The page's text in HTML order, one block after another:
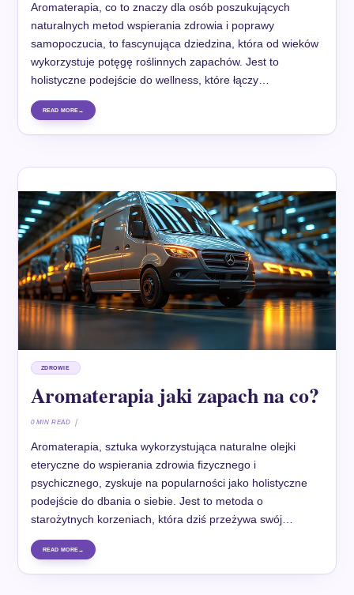
Aromaterapia, co to znaczy dla osób poszukujących
naturalnych metod wspierania zdrowia i poprawy
samopoczucia, to fascynująca dziedzina, która od wieków
wykorzystuje potęgę roślinnych zapachów. Jest to
holistyczne podejście do wellness, które łączy…
READ MORE
ZDROWIE
Aromaterapia jaki zapach na co?
0 MIN READ
Aromaterapia, sztuka wykorzystująca naturalne olejki
eteryczne do wspierania zdrowia fizycznego i
psychicznego, zyskuje na popularności jako holistyczne
podejście do dbania o siebie. Jest to metoda o
starożytnych korzeniach, która dziś przeżywa swój…
READ MORE